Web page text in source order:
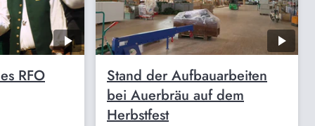
RFO
Stand der Aufbauarbeiten
bei Auerbräu auf dem
Herbstfest